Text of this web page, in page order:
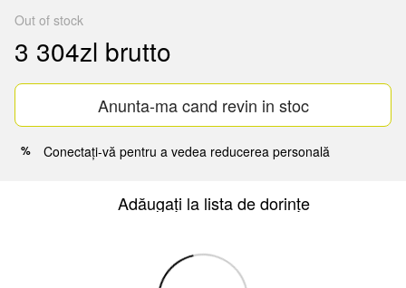
Out of stock
3 304zl brutto
Anunta-ma cand revin in stoc
% Conectați-vă pentru a vedea reducerea personală
Adăugați la lista de dorințe